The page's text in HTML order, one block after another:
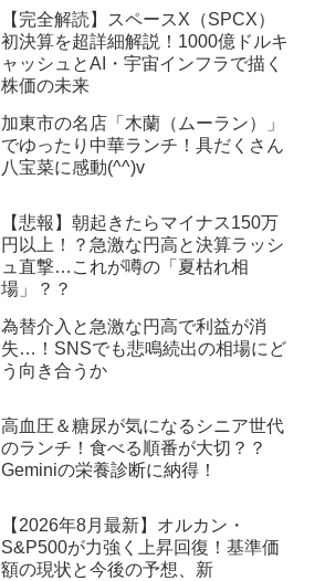
【完全解読】スペースX（SPCX）
初決算を超詳細解説！1000億ドルキ
ャッシュとAI・宇宙インフラで描く
株価の未来
加東市の名店「木蘭（ムーラン）」
でゆったり中華ランチ！具だくさん
八宝菜に感動(^^)v
【悲報】朝起きたらマイナス150万
円以上！？急激な円高と決算ラッシ
ュ直撃…これが噂の「夏枯れ相
場」？？
為替介入と急激な円高で利益が消
失…！SNSでも悲鳴続出の相場にど
う向き合うか
高血圧＆糖尿が気になるシニア世代
のランチ！食べる順番が大切？？
Geminiの栄養診断に納得！
【2026年8月最新】オルカン・
S&P500が力強く上昇回復！基準価
額の現状と今後の予想、新